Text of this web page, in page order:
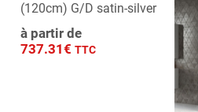
(120cm) G/D satin-silver
à partir de
737.31€ TTC